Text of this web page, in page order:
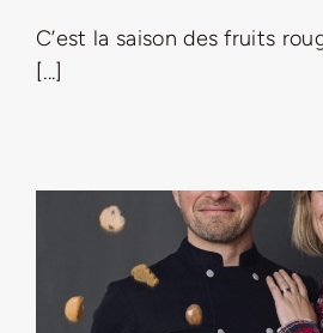
LA ROUTE DES PRODUCTEURS
Rechercher:
C’est la saison des fruits
[...]